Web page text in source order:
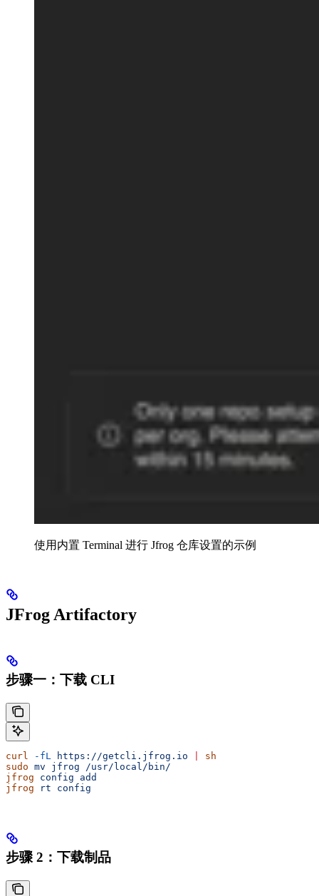
使用内置 Terminal 进行 Jfrog 仓库设置的示例
JFrog Artifactory
步骤一：下载 CLI
curl -fL https://getcli.jfrog.io
sh
sudo mv jfrog /usr/local/bin/
jfrog config add
jfrog rt config
步骤 2：下载制品